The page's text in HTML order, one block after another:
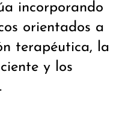
incorporando
orientados a
terapéutica, la
y los